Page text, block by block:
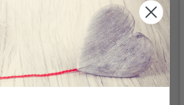
GO HANDMADE
TEDDY
49.95 SEK